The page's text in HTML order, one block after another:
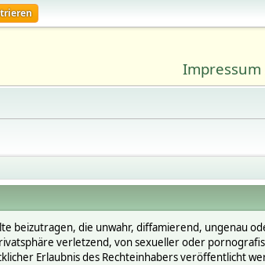
beizutragen, die unwahr, diffamierend, ungenau
verletzend, von sexueller oder
Erlaubnis des Rechteinhabers veröffentlicht